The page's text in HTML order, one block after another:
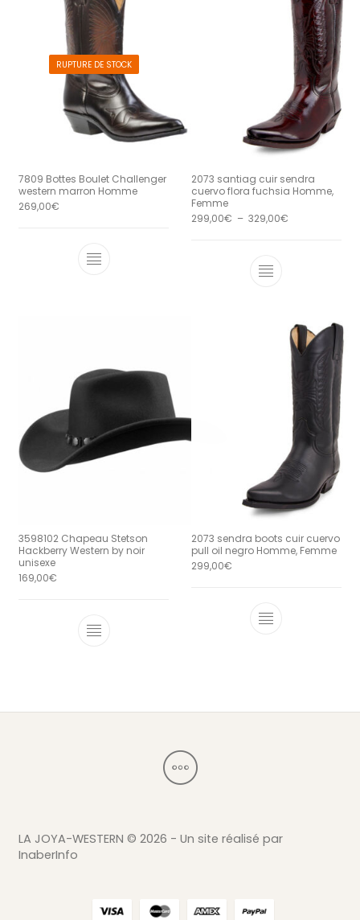
RUPTURE DE STOCK
7809 Bottes Boulet Challenger
western marron Homme
269,00€
Ce produit a plusieurs variations.
2073 santiag cuir sendra
cuervo flora fuchsia Homme,
Femme
299,00€ – 329,00€Plage de prix
Ce produit a
3598102 Chapeau Stetson
Hackberry Western by noir
unisexe
169,00€
Ce produit a plusieurs variations.
2073 sendra boots cuir cuervo
pull oil negro Homme, Femme
299,00€
Ce produit a
LA JOYA-WESTERN © 2026 - Un site réalisé par
InaberInfo